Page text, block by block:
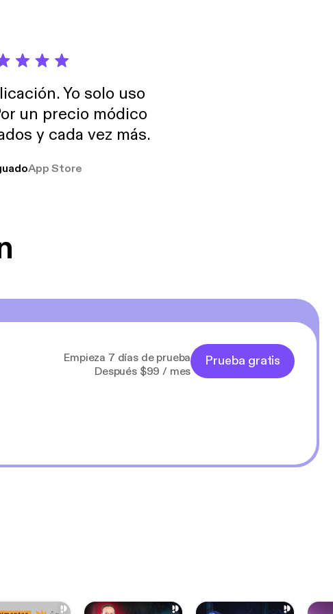
Yo solo uso
un precio módico
y cada vez más.
App Store
Empieza 7 días de prueba
Después $99 / mes
Prueba gratis